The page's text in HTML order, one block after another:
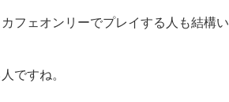
フェオンリーでプレイする人も結構い
ですね。